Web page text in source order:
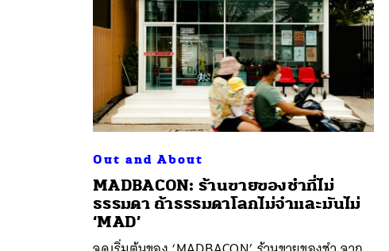
Out and About
MADBACON: ร้านขายของชำที่ไม่
ธรรมดา ถ้าธรรมดาโลกไม่จำและมันไม่
‘MAD’
ค้นหา